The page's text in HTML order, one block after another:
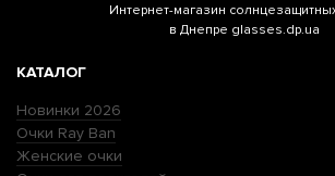
Интернет-магазин
в Днепре glasses.dp.ua
КАТАЛОГ
Новинки 2026
Очки Ray Ban
Женские очки